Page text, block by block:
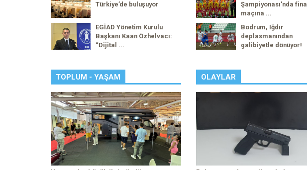
Türkiye’de buluşuyor
EGİAD Yönetim Kurulu
Başkanı Kaan Özhelvacı:
“Dijital ...
Şampiyonası'nda final
maçına ...
Bodrum, Iğdır
deplasmanından
galibiyetle dönüyor!
TOPLUM - YAŞAM OLAYLAR